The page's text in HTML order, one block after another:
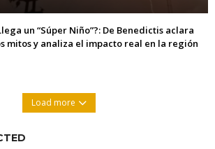
un “Súper Niño”?: De Benedictis aclara
mitos y analiza el impacto real en la región
Load more